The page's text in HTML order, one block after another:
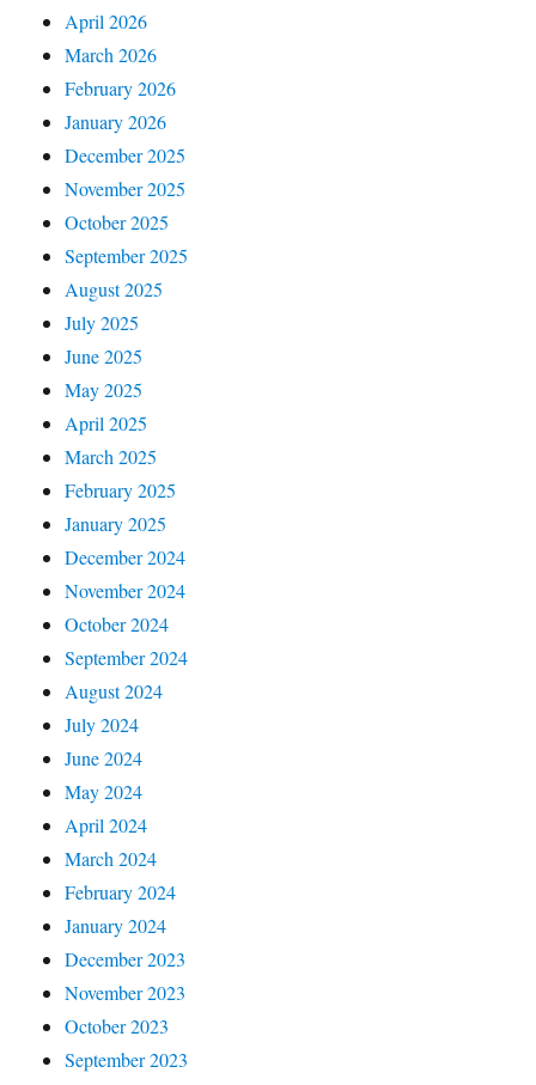
April 2026
March 2026
February 2026
January 2026
December 2025
November 2025
October 2025
September 2025
August 2025
July 2025
June 2025
May 2025
April 2025
March 2025
February 2025
January 2025
December 2024
November 2024
October 2024
September 2024
August 2024
July 2024
June 2024
May 2024
April 2024
March 2024
February 2024
January 2024
December 2023
November 2023
October 2023
September 2023